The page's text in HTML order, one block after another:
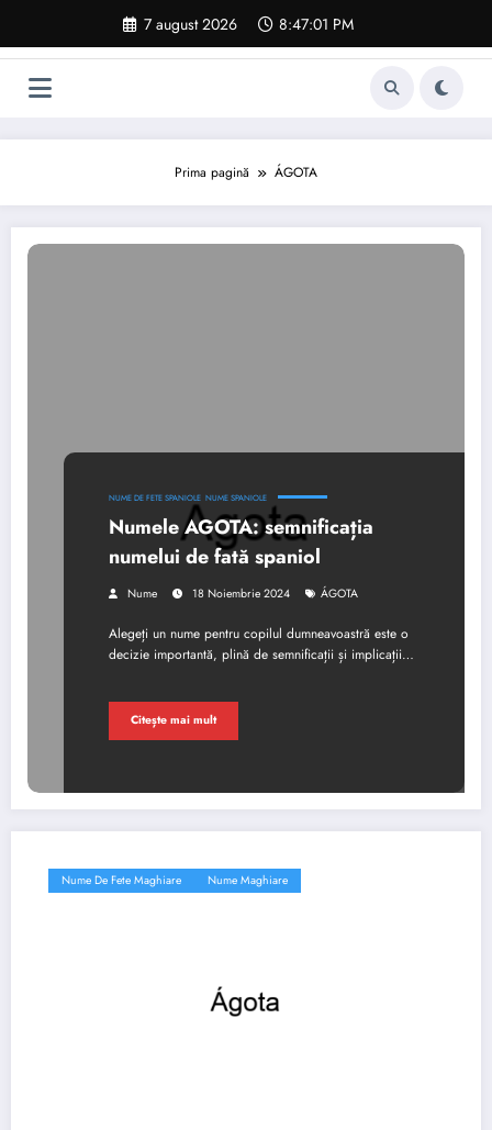
conținut
7 august 2026 8:47:02 PM
Prima pagină ÁGOTA
NUME DE FETE SPANIOLE NUME SPANIOLE
Numele AGOTA: semnificația
numelui de fată spaniol
Nume 18 Noiembrie 2024 ÁGOTA
Alegeți un nume pentru copilul dumneavoastră este o
decizie importantă, plină de semnificații și implicații…
Citește mai mult
Nume De Fete Maghiare Nume Maghiare